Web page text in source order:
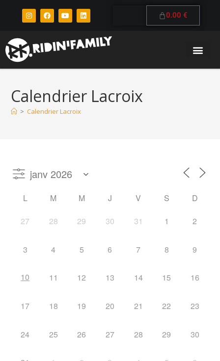
0.00 €
Calendrier Lacroix
> Calendrier Lacroix
L M M J V S D
27 28 29 30 31 1 2
3 4 5 6 7 8 9
10 11 12 13 14 15 16
17 18 19 20 21 22 23
24 25 26 27 28 29 30